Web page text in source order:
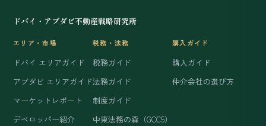
ドバイ・アブダビ不動産戦略研究所
エリア・市場
ドバイ エリアガイド
アブダビ エリアガイド
マーケットレポート
デベロッパー紹介
税務・法務
税務ガイド
法務ガイド
制度ガイド
中東法務の森（GCC5）
購入ガイド
購入ガイド
仲介会社の選び方